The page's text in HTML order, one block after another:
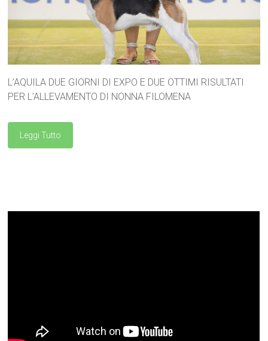
L’AQUILA DUE GIORNI DI EXPO E DUE OTTIMI RISULTATI
PER L’ALLEVAMENTO DI NONNA FILOMENA
Leggi Tutto